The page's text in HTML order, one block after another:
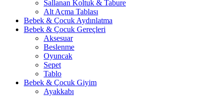
Sallanan Koltuk & Tabure
Alt Açma Tablası
Bebek & Çocuk Aydınlatma
Bebek & Çocuk Gereçleri
Aksesuar
Beslenme
Oyuncak
Sepet
Tablo
Bebek & Çocuk Giyim
Ayakkabı